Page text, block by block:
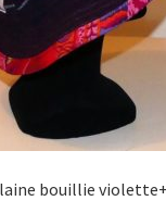
laine bouillie